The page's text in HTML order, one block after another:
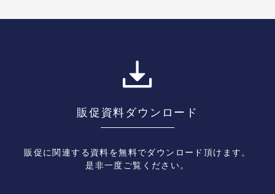
販促資料ダウンロード
販促に関連する資料を無料でダウンロード頂けます。
是非一度ご覧ください。